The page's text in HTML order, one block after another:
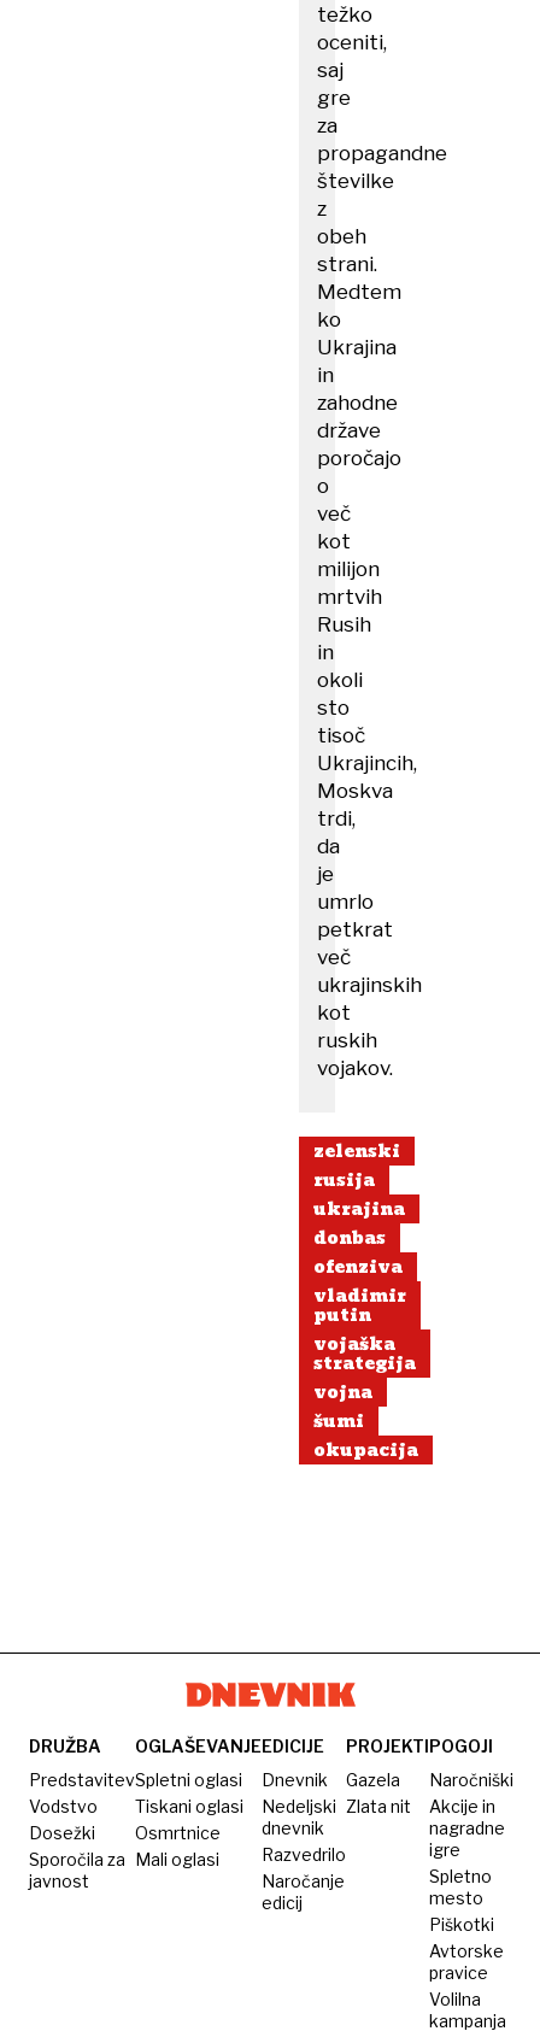
težko
oceniti,
saj
gre
za
propagandne
številke
z
obeh
strani.
Medtem
ko
Ukrajina
in
zahodne
države
poročajo
o
več
kot
milijon
mrtvih
Rusih
in
okoli
sto
tisoč
Ukrajincih,
Moskva
trdi,
da
je
umrlo
petkrat
več
ukrajinskih
kot
ruskih
vojakov.
zelenski
rusija
ukrajina
donbas
ofenziva
vladimir
putin
vojaška
strategija
vojna
šumi
okupacija
DRUŽBA
Predstavitev
Vodstvo
Dosežki
Sporočila za
javnost
OGLAŠEVANJE
Spletni oglasi
Tiskani oglasi
Osmrtnice
Mali oglasi
EDICIJE
Dnevnik
Nedeljski
dnevnik
Razvedrilo
Naročanje
edicij
PROJEKTI
Gazela
Zlata nit
POGOJI
Naročniški
Akcije in
nagradne
igre
Spletno
mesto
Piškotki
Avtorske
pravice
Volilna
kampanja